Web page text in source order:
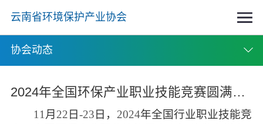
云南省环境保护产业协会
协会动态
2024年全国环保产业职业技能竞赛圆满闭幕
11月 22 日 -23 日， 2024年全国行业职业技能竞